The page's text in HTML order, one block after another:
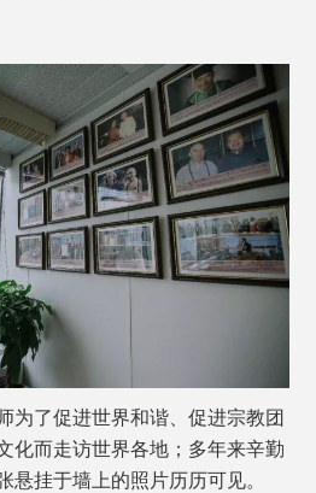
为了促进世界和谐、促进宗教团
化而走访世界各地；多年来辛勤
悬挂于墙上的照片历历可见。